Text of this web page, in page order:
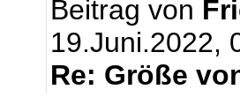
Beitrag von
19.Juni.2022,
Re: Größe